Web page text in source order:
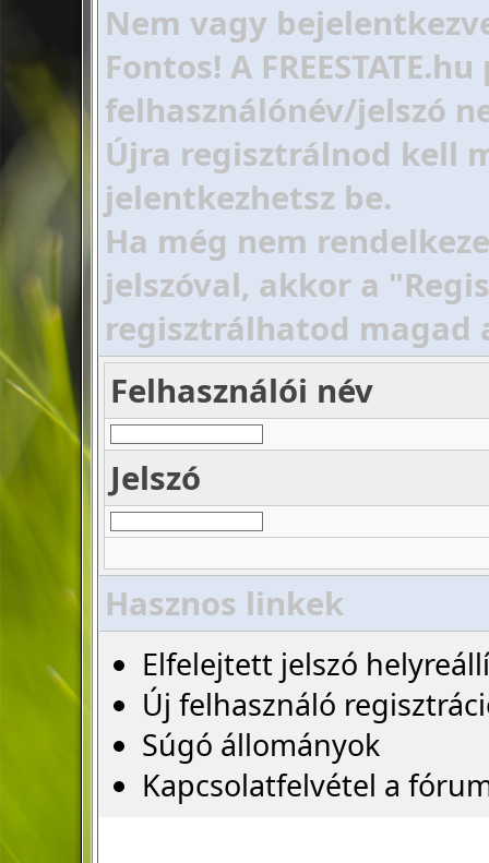
Nem vagy
Fontos! A
felhasználónév/jelszó
Újra regisztrálnod kell
jelentkezhetsz be.
Ha még nem
jelszóval, akkor a
regisztrálhatod magad
Felhasználói név
Jelszó
Hasznos linkek
Elfelejtett jelszó
Új felhasználó
Súgó állományok
Kapcsolatfelvétel a